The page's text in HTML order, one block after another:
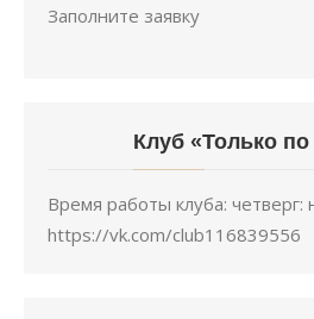
Заполните заявку
Клуб «Только по
Время работы клуба: четверг:
https://vk.com/club116839556